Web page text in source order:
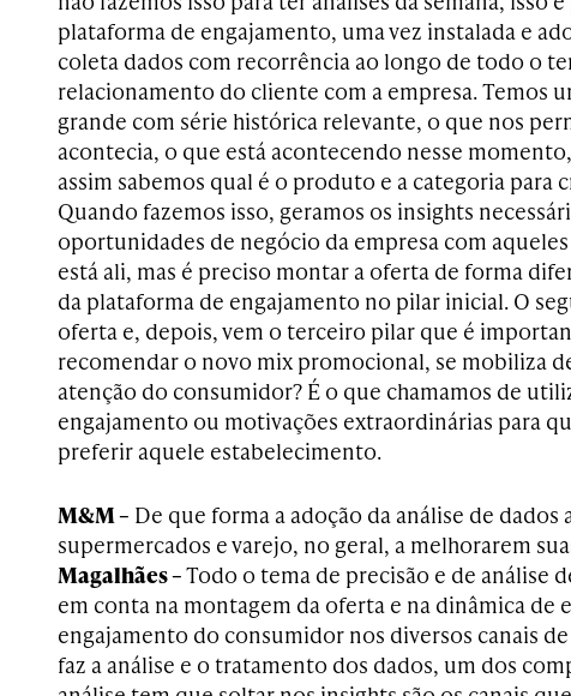
plataforma de engajamento, uma vez instalada e
coleta dados com recorrência ao longo de todo o
relacionamento do cliente com a empresa. Temos
grande com série histórica relevante, o que nos
acontecia, o que está acontecendo nesse
assim sabemos qual é o produto e a categoria para
Quando fazemos isso, geramos os insights
oportunidades de negócio da empresa com
está ali, mas é preciso montar a oferta de forma
da plataforma de engajamento no pilar inicial. O
oferta e, depois, vem o terceiro pilar que é
recomendar o novo mix promocional, se mobiliza
atenção do consumidor? É o que chamamos de
engajamento ou motivações extraordinárias para
preferir aquele estabelecimento.
M&M – De que forma a adoção da análise de dados
supermercados e varejo, no geral, a melhorarem
Magalhães –Todo o tema de precisão e de análise
em conta na montagem da oferta e na dinâmica de
engajamento do consumidor nos diversos canais
faz a análise e o tratamento dos dados, um dos